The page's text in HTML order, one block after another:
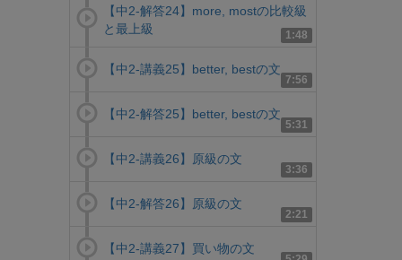
1:48
【中2-解答24】more, mostの比較級
と最上級
7:56
【中2-講義25】better, bestの文
5:31
【中2-解答25】better, bestの文
3:36
【中2-講義26】原級の文
2:21
【中2-解答26】原級の文
【中2-講義27】買い物の文